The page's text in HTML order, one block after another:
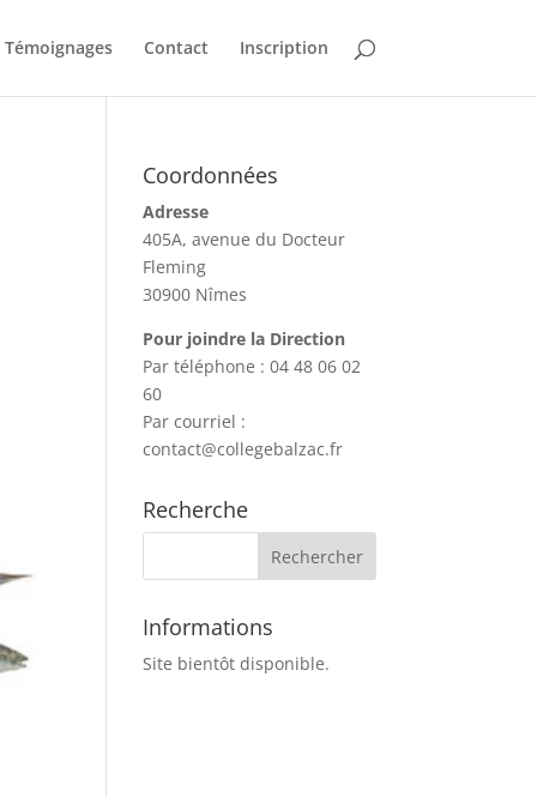
Témoignages Contact Inscription
Coordonnées
Adresse
405A, avenue du Docteur
Fleming
30900 Nîmes
Pour joindre la Direction
Par téléphone : 04 48 06 02
60
Par courriel :
contact@collegebalzac.fr
Recherche
Informations
Site bientôt disponible.